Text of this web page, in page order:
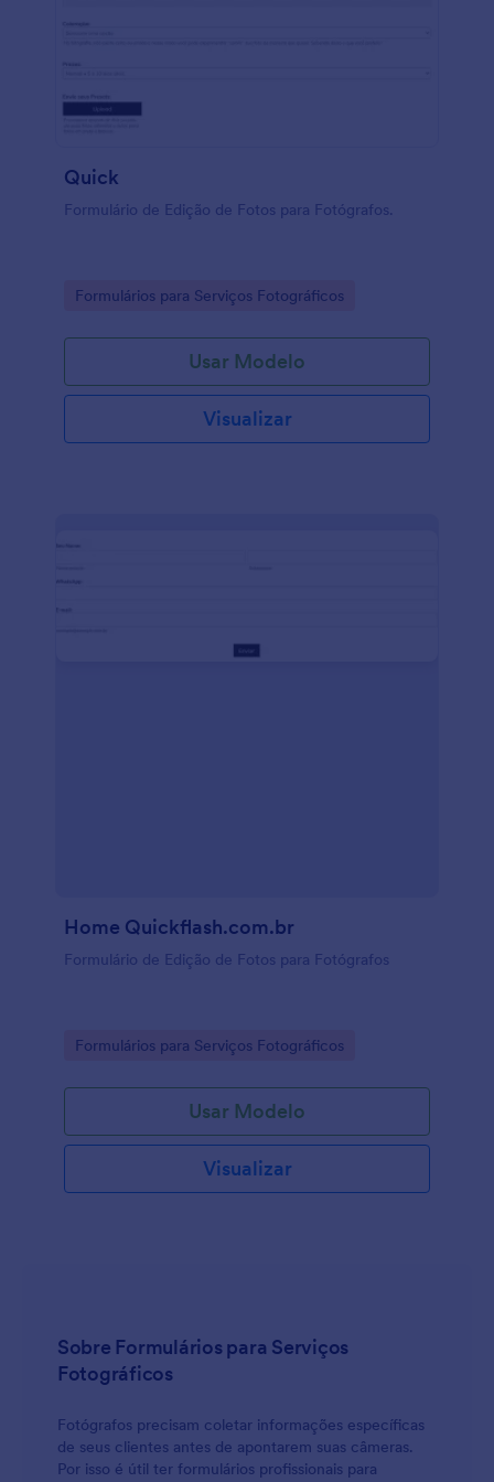
Quick
Formulário de Edição de Fotos para Fotógrafos.
Go to Category:
Formulários para Serviços Fotográficos
Usar Modelo
Visualizar
Home Quickflash.com.br
Formulário de Edição de Fotos para Fotógrafos
Go to Category:
Formulários para Serviços Fotográficos
Usar Modelo
Visualizar
Sobre Formulários para Serviços
Fotográficos
Fotógrafos precisam coletar informações específicas
de seus clientes antes de apontarem suas câmeras.
Por isso é útil ter formulários profissionais para